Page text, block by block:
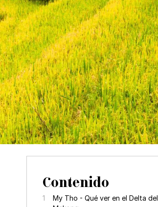
Contenido
My Tho - Qué ver en el Delta del